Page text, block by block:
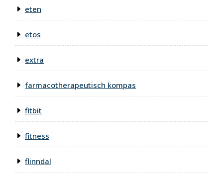
eten
etos
extra
farmacotherapeutisch kompas
fitbit
fitness
flinndal